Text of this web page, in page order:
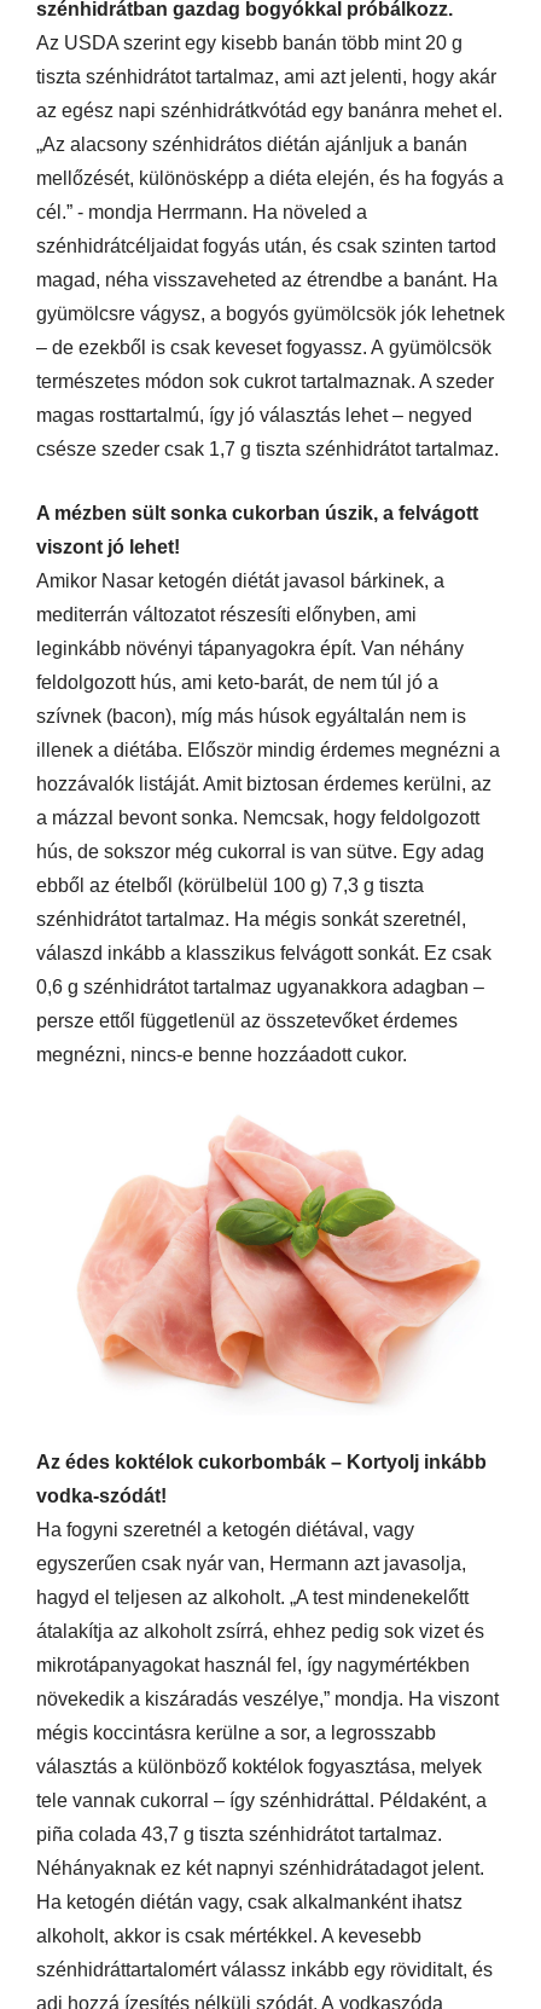
szénhidrátban gazdag bogyókkal próbálkozz.
Az USDA szerint egy kisebb banán több mint 20 g
tiszta szénhidrátot tartalmaz, ami azt jelenti, hogy akár
az egész napi szénhidrátkvótád egy banánra mehet el.
„Az alacsony szénhidrátos diétán ajánljuk a banán
mellőzését, különösképp a diéta elején, és ha fogyás a
cél.” - mondja Herrmann. Ha növeled a
szénhidrátcéljaidat fogyás után, és csak szinten tartod
magad, néha visszaveheted az étrendbe a banánt. Ha
gyümölcsre vágysz, a bogyós gyümölcsök jók lehetnek
– de ezekből is csak keveset fogyassz. A gyümölcsök
természetes módon sok cukrot tartalmaznak. A szeder
magas rosttartalmú, így jó választás lehet – negyed
csésze szeder csak 1,7 g tiszta szénhidrátot tartalmaz.
A mézben sült sonka cukorban úszik, a felvágott
viszont jó lehet!
Amikor Nasar ketogén diétát javasol bárkinek, a
mediterrán változatot részesíti előnyben, ami
leginkább növényi tápanyagokra épít. Van néhány
feldolgozott hús, ami keto-barát, de nem túl jó a
szívnek (bacon), míg más húsok egyáltalán nem is
illenek a diétába. Először mindig érdemes megnézni a
hozzávalók listáját. Amit biztosan érdemes kerülni, az
a mázzal bevont sonka. Nemcsak, hogy feldolgozott
hús, de sokszor még cukorral is van sütve. Egy adag
ebből az ételből (körülbelül 100 g) 7,3 g tiszta
szénhidrátot tartalmaz. Ha mégis sonkát szeretnél,
válaszd inkább a klasszikus felvágott sonkát. Ez csak
0,6 g szénhidrátot tartalmaz ugyanakkora adagban –
persze ettől függetlenül az összetevőket érdemes
megnézni, nincs-e benne hozzáadott cukor.
Az édes koktélok cukorbombák – Kortyolj inkább
vodka-szódát!
Ha fogyni szeretnél a ketogén diétával, vagy
egyszerűen csak nyár van, Hermann azt javasolja,
hagyd el teljesen az alkoholt. „A test mindenekelőtt
átalakítja az alkoholt zsírrá, ehhez pedig sok vizet és
mikrotápanyagokat használ fel, így nagymértékben
növekedik a kiszáradás veszélye,” mondja. Ha viszont
mégis koccintásra kerülne a sor, a legrosszabb
választás a különböző koktélok fogyasztása, melyek
tele vannak cukorral – így szénhidráttal. Példaként, a
piña colada 43,7 g tiszta szénhidrátot tartalmaz.
Néhányaknak ez két napnyi szénhidrátadagot jelent.
Ha ketogén diétán vagy, csak alkalmanként ihatsz
alkoholt, akkor is csak mértékkel. A kevesebb
szénhidráttartalomért válassz inkább egy röviditalt, és
adj hozzá ízesítés nélküli szódát. A vodkaszóda